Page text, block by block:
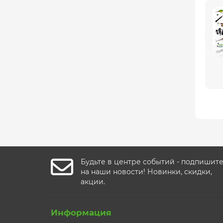
Будьте в центре событий -
на наши новости! Новинки, скидки,
акции.
Информация